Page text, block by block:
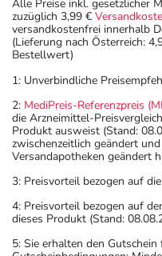
Alle Preise inkl. gesetzlicher
zuzüglich 3,99 €
versandkostenfrei innerhalb
(Lieferung nach Österreich:
Bestellwert)
1: Unverbindliche
2: MediPreis-Referenzpreis
die Arzneimittel-
Produkt ausweist (Stand:
zwischenzeitlich geändert
Versandapotheken geändert
3: Preisvorteil bezogen auf
4: Preisvorteil bezogen auf
dieses Produkt (Stand:
5: Sie erhalten den